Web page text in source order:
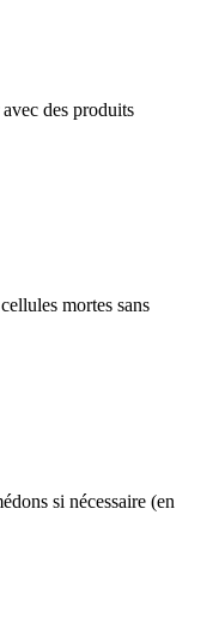
des produits
mortes sans
si nécessaire (en